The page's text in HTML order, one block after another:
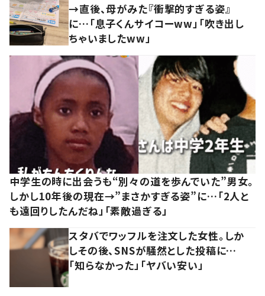
→直後、母がみた『衝撃的すぎる姿』
に…「息子くんサイコーww」「吹き出し
ちゃいましたww」
中学生の時に出会うも“別々の道を歩んでいた”男女。
しかし10年後の現在→”まさかすぎる姿”に…「2人と
も遠回りしたんだね」「素敵過ぎる」
スタバでワッフルを注文した女性。しか
しその後、SNSが騒然とした投稿に…
「知らなかった」「ヤバい安い」